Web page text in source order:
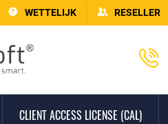
WETTELIJK RESELLER
CLIENT ACCESS LICENSE (CAL)